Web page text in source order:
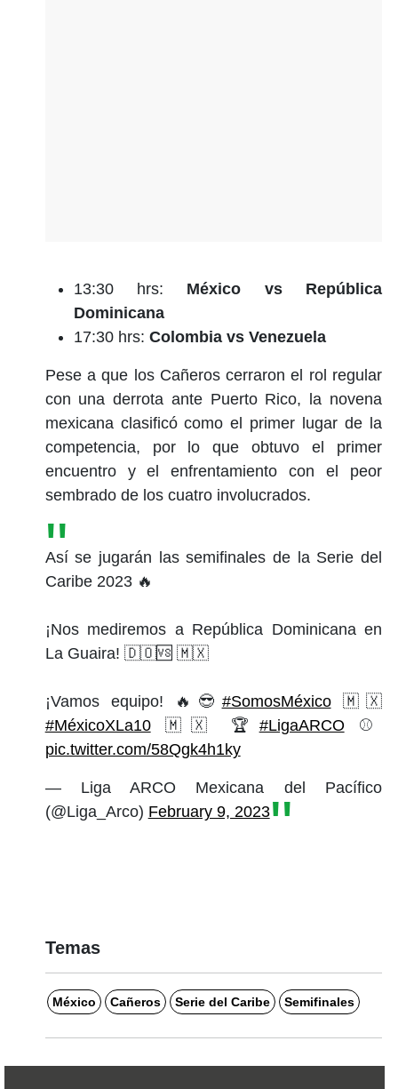
13:30 hrs: México vs República
Dominicana
17:30 hrs: Colombia vs Venezuela
Pese a que los Cañeros cerraron el rol regular
con una derrota ante Puerto Rico, la novena
mexicana clasificó como el primer lugar de la
competencia, por lo que obtuvo el primer
encuentro y el enfrentamiento con el peor
sembrado de los cuatro involucrados.
Así se jugarán las semifinales de la Serie del
Caribe 2023 🔥
¡Nos mediremos a República Dominicana en
La Guaira! 🇩🇴🆚 🇲🇽
¡Vamos equipo! 🔥😎 #SomosMéxico🇲🇽
#MéxicoXLa10🇲🇽 🏆 #LigaARCO ⚾️
pic.twitter.com/58Qgk4h1ky
— Liga ARCO Mexicana del Pacífico
(@Liga_Arco) February 9, 2023
Temas
México Cañeros Serie del Caribe Semifinales